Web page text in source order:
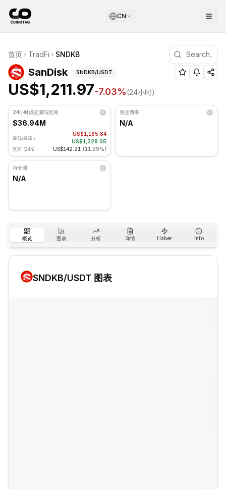
CN
SanDisk 技术分析
SanDisk 目前交易价格为 US$1,211.97. RSI 指标为 42.42
首页 TradFi SNDKB
SanDisk( SNDKB) 价格与技术分析
SNDKB/USDT
US$1,211.97-7.03%(24小时)
24小时成交量与区间
$36.94M
最低/最高：
US$1,185.84
US$1,328.05
区间 (24h)： US$142.21 (11.99%)
资金费率
N/A
持仓量
N/A
概览 图表 分析 详情 Haber Info
SNDKB/USDT 图表